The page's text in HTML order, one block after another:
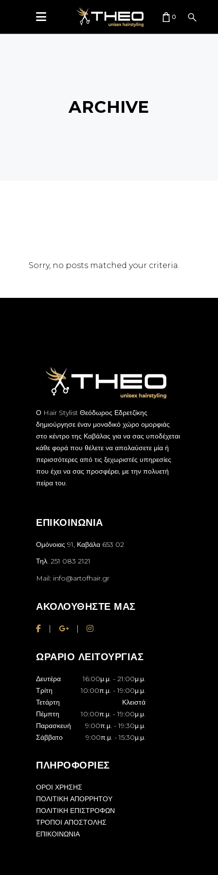
0
ARCHIVE
Sorry, no posts matched your criteria.
Ο Hair Stylist Θεόδωρος Εδρετζίκης
δημιούργησε έναν μοναδικό χώρο ομορφιάς
στο κέντρο της Καβάλας για να σας υποδέχεται
κάθε φορά που θέλετε να απολαύσετε μία ή
περισσότερες από τις ξεχωριστές υπηρεσίες
που έχει να σας προσφέρει, με την πολυετή
πείρα του.
ΕΠΙΚΟΙΝΩΝΊΑ
Ομόνοιας 91, Καβάλα 653 02
Τηλ. 251 083 2121
Mail: info@artofhair.gr
ΑΚΟΛΟΥΘΉΣΤΕ ΜΑΣ
ΩΡΆΡΙΟ ΛΕΙΤΟΥΡΓΊΑΣ
Δευτέρα 16:00μ.μ. - 21:00μ.μ.
Τρίτη
10:00π.μ. - 19:00μ.μ.
Τετάρτη
Κλειστά
Πέμπτη
10:00π.μ. - 19:00μ.μ.
Παρασκευή
9:00π.μ. - 19:30μ.μ.
Σάββατο
9:00π.μ. - 15:30μ.μ.
ΠΛΗΡΟΦΟΡΊΕΣ
ΌΡΟΙ ΧΡΉΣΗΣ
ΠΟΛΙΤΙΚΉ ΑΠΟΡΡΉΤΟΥ
ΠΟΛΙΤΙΚΉ ΕΠΙΣΤΡΟΦΏΝ
ΤΡΌΠΟΙ ΑΠΟΣΤΟΛΉΣ
ΕΠΙΚΟΙΝΩΝΊΑ